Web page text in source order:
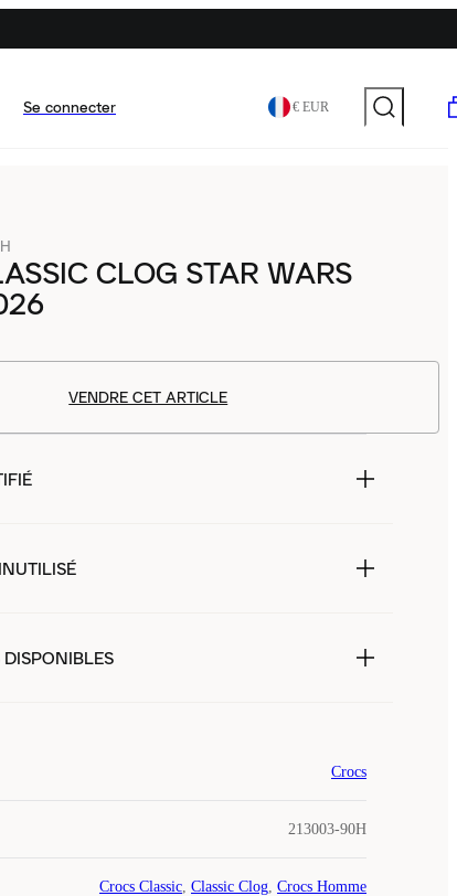
Se connecter € EUR
CLOG STAR WARS
VENDRE CET ARTICLE
DISPONIBLES
Crocs
213003-90H
Crocs Classic, Classic Clog, Crocs Homme